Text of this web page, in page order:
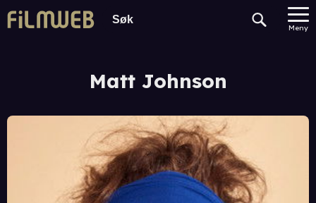
Meny
Matt Johnson